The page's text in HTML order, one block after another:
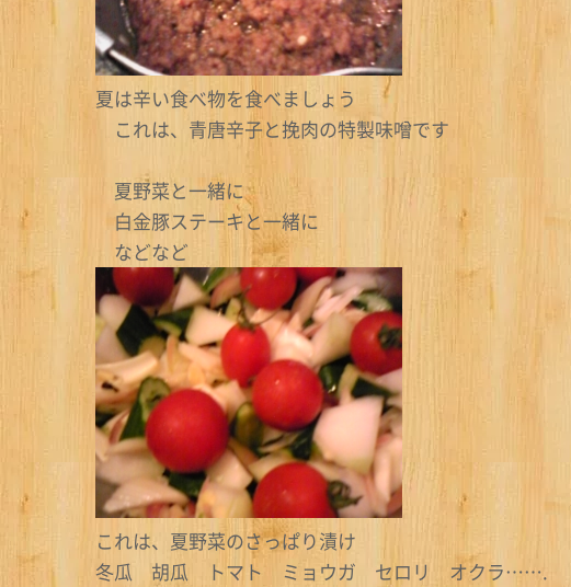
夏は辛い食べ物を食べましょう
これは、青唐辛子と挽肉の特製味噌です
夏野菜と一緒に
白金豚ステーキと一緒に
などなど
これは、夏野菜のさっぱり漬け
冬瓜 胡瓜 トマト ミョウガ セロリ オクラ…….